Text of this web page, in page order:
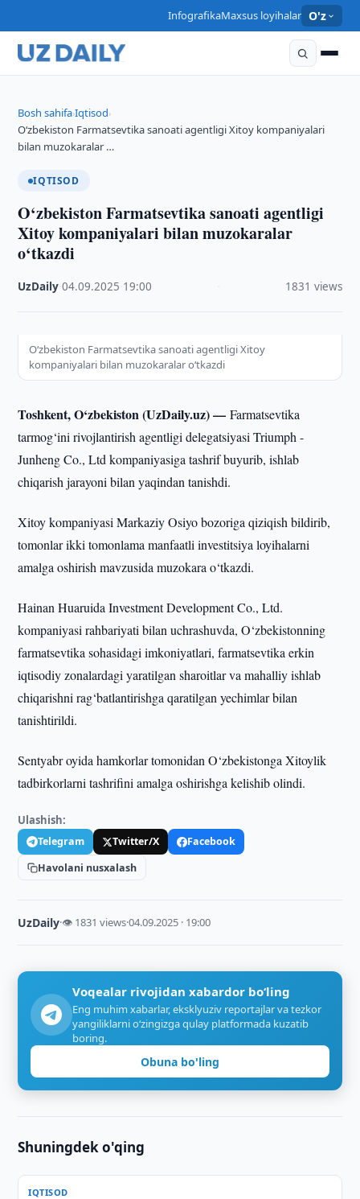
InfografikaMaxsus loyihalar O'z
Bosh sahifa›Iqtisod›
O‘zbekiston Farmatsevtika sanoati agentligi Xitoy kompaniyalari
bilan muzokaralar …
IQTISOD
O‘zbekiston Farmatsevtika sanoati agentligi
Xitoy kompaniyalari bilan muzokaralar
o‘tkazdi
UzDaily ·04.09.2025 19:00 1831 views
O‘zbekiston Farmatsevtika sanoati agentligi Xitoy
kompaniyalari bilan muzokaralar o‘tkazdi
Toshkent, O‘zbekiston (UzDaily.uz) —Farmatsevtika
tarmog‘ini rivojlantirish agentligi delegatsiyasi Triumph -
Junheng Co., Ltd kompaniyasiga tashrif buyurib, ishlab
chiqarish jarayoni bilan yaqindan tanishdi.
Xitoy kompaniyasi Markaziy Osiyo bozoriga qiziqish bildirib,
tomonlar ikki tomonlama manfaatli investitsiya loyihalarni
amalga oshirish mavzusida muzokara o‘tkazdi.
Hainan Huaruida Investment Development Co., Ltd.
kompaniyasi rahbariyati bilan uchrashuvda, O‘zbekistonning
farmatsevtika sohasidagi imkoniyatlari, farmatsevtika erkin
iqtisodiy zonalardagi yaratilgan sharoitlar va mahalliy ishlab
chiqarishni rag‘batlantirishga qaratilgan yechimlar bilan
tanishtirildi.
Sentyabr oyida hamkorlar tomonidan O‘zbekistonga Xitoylik
tadbirkorlarni tashrifini amalga oshirishga kelishib olindi.
Ulashish:
Telegram Twitter/X
Facebook
Havolani nusxalash
UzDaily·👁 1831 views·04.09.2025 · 19:00
Voqealar rivojidan xabardor bo‘ling
Eng muhim xabarlar, eksklyuziv reportajlar va tezkor
yangiliklarni o‘zingizga qulay platformada kuzatib
boring.
Obuna bo'ling
Shuningdek o'qing
IQTISOD